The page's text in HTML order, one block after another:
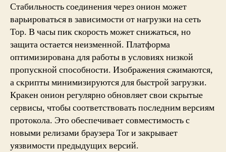
Стабильность соединения через онион может
варьироваться в зависимости от нагрузки на сеть
Тор. В часы пик скорость может снижаться, но
защита остается неизменной. Платформа
оптимизирована для работы в условиях низкой
пропускной способности. Изображения сжимаются,
а скрипты минимизируются для быстрой загрузки.
Кракен онион регулярно обновляет свои скрытые
сервисы, чтобы соответствовать последним версиям
протокола. Это обеспечивает совместимость с
новыми релизами браузера Tor и закрывает
уязвимости предыдущих версий.